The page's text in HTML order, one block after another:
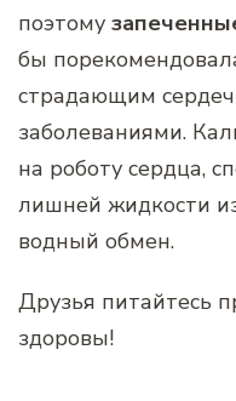
поэтому
бы
страдающим
заболеваниями.
на роботу сердца,
лишней жидкости
водный обмен.
Друзья питайтесь
здоровы!